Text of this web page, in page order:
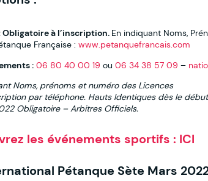
Obligatoire à l’inscription. En indiquant Noms,
Française : www.petanquefrancais.com
: 06 80 40 00 19 ou 06 34 38 57 09 –
Noms, prénoms et numéro des Licences
par téléphone. Hauts Identiques dès le
Obligatoire – Arbitres Officiels.
les événements sportifs : ICI
Pétanque Sète Mars